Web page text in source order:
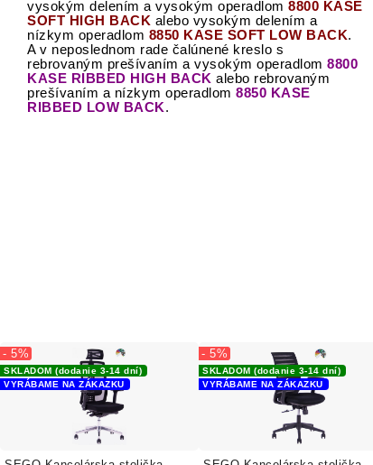
vysokým delením a vysokým operadlom 8800 KASE
SOFT HIGH BACK alebo vysokým delením a
nízkym operadlom 8850 KASE SOFT LOW BACK.
A v neposlednom rade čalúnené kreslo s
rebrovaným prešívaním a vysokým operadlom 8800
KASE RIBBED HIGH BACK alebo rebrovaným
prešívaním a nízkym operadlom 8850 KASE
RIBBED LOW BACK.
SKLADOM (dodanie 3-14 dní)
VYRÁBAME NA ZÁKAZKU
- 5%
SKLADOM (dodanie 3-14 dní)
VYRÁBAME NA ZÁKAZKU
- 5%